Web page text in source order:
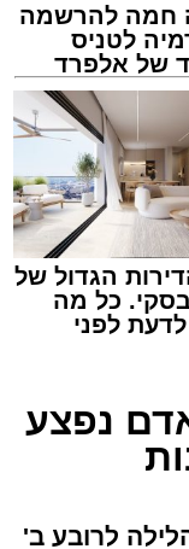
, מהות, מני
סיום בין
למורשת"
בשיתוף
הדירקטוריון
חמה להרשמה
לטניס
של אלפרד
- לילדים
הגדול של
כל מה
לפני
נפצע
לרובע ב'